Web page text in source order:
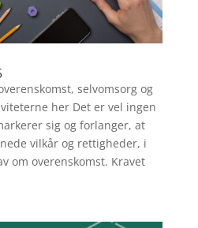
selvomsorg og
her Det er vel ingen
sig og forlanger, at
vilkår og rettigheder, i
om overenskomst. Kravet